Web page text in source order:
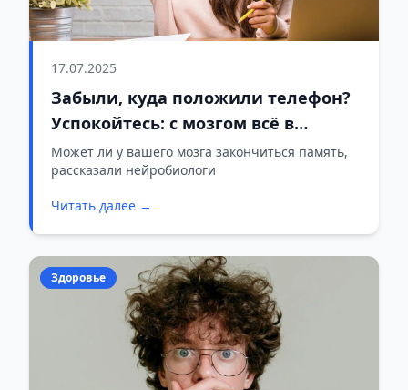
17.07.2025
Забыли, куда положили телефон?
Успокойтесь: с мозгом всё в
порядке
Может ли у вашего мозга закончиться память,
рассказали нейробиологи
Читать далее →
Здоровье